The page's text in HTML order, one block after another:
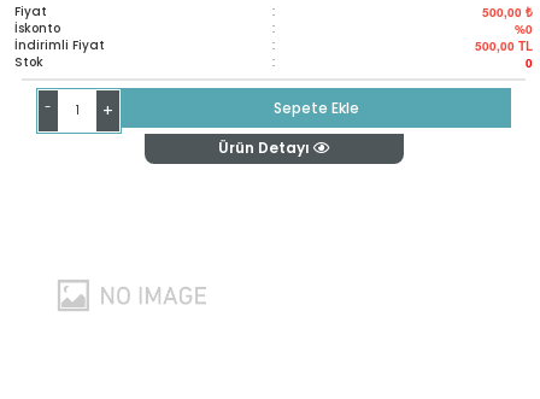
Fiyat : 500,00 ₺
İskonto : %0
İndirimli Fiyat : 500,00 TL
Stok : 0
- +
Sepete Ekle
Ürün Detayı